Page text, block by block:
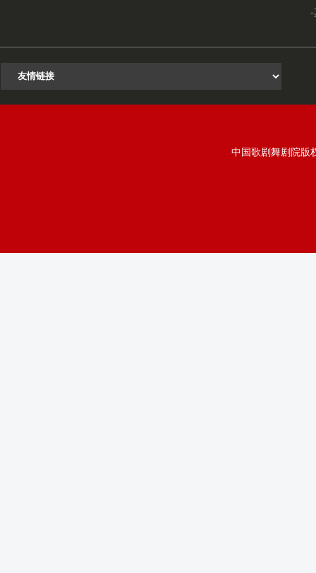
-
中国歌剧舞剧院版